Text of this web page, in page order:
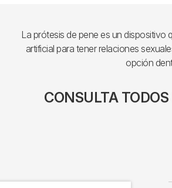
La prótesis de pene es un
artificial para tener relaciones
opción
CONSULTA